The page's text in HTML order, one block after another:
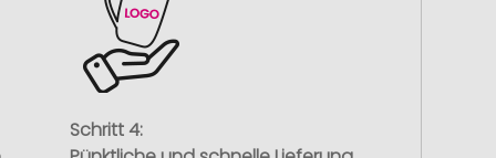
Schritt 4: